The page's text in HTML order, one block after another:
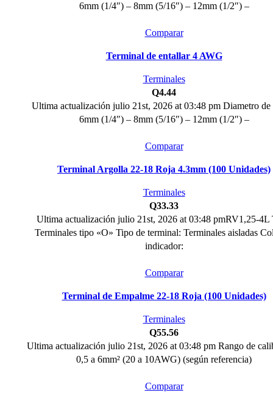
6mm (1/4″) – 8mm (5/16″) – 12mm (1/2″) –
Comparar
Terminal de entallar 4 AWG
Terminales
Q4.44
Ultima actualización julio 21st, 2026 at 03:48 pm Diametro de
6mm (1/4″) – 8mm (5/16″) – 12mm (1/2″) –
Comparar
Terminal Argolla 22-18 Roja 4.3mm (100 Unidades)
Terminales
Q33.33
Ultima actualización julio 21st, 2026 at 03:48 pmRV1,25-4L
Terminales tipo «O» Tipo de terminal: Terminales aisladas
indicador:
Comparar
Terminal de Empalme 22-18 Roja (100 Unidades)
Terminales
Q55.56
Ultima actualización julio 21st, 2026 at 03:48 pm Rango de
0,5 a 6mm² (20 a 10AWG) (según referencia)
Comparar